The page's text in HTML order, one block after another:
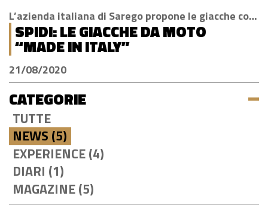
L’azienda italiana di Sarego propone le giacche con la tecnologia H2Out, impermeabile, antivento e traspirante
SPIDI: LE GIACCHE DA MOTO
“MADE IN ITALY”
21/08/2020
CATEGORIE
TUTTE
NEWS (5)
EXPERIENCE (4)
DIARI (1)
MAGAZINE (5)